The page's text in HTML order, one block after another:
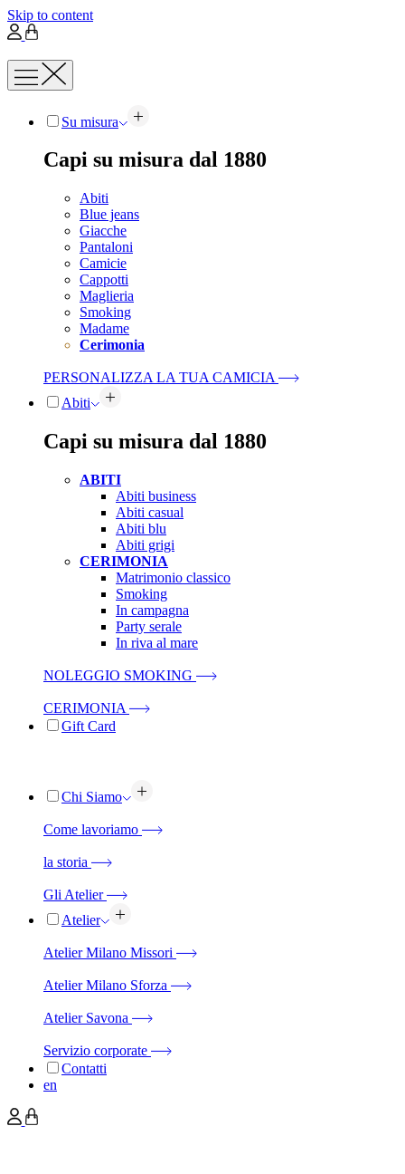
Skip to content
Su misura
Capi su misura dal 1880
Abiti
Blue jeans
Giacche
Pantaloni
Camicie
Cappotti
Maglieria
Smoking
Madame
Cerimonia
PERSONALIZZA LA TUA CAMICIA
Abiti
Capi su misura dal 1880
ABITI
Abiti business
Abiti casual
Abiti blu
Abiti grigi
CERIMONIA
Matrimonio classico
Smoking
In campagna
Party serale
In riva al mare
NOLEGGIO SMOKING
CERIMONIA
Gift Card
Chi Siamo
Come lavoriamo
la storia
Gli Atelier
Atelier
Atelier Milano Missori
Atelier Milano Sforza
Atelier Savona
Servizio corporate
Contatti
en